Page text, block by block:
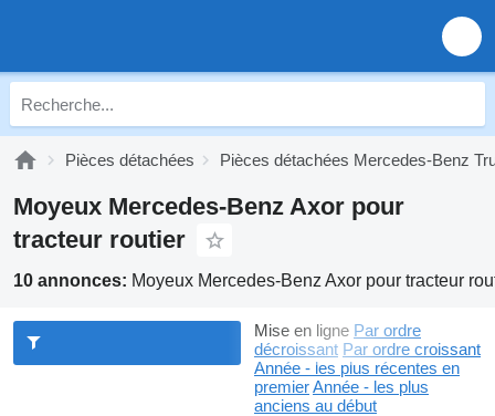
Pièces détachées Pièces détachées Mercedes-Benz
Moyeux Mercedes-Benz Axor pour
tracteur routier
10 annonces: Moyeux Mercedes-Benz Axor pour tracteur
Mise en ligne Par ordre
décroissant Par ordre croissant
Année - les plus récentes en
premierAnnée - les plus
anciens au début